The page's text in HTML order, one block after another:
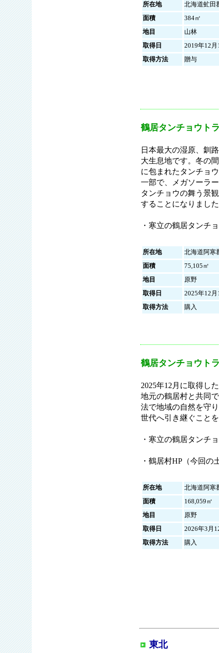
所在地
北海道虻田
面積
384㎡
地目
山林
取得日
2019年12月
取得方法
贈与
鶴居タンチョウト
日本最大の湿原、釧
大生息地です。冬の
に包まれたタンチョ
一部で、メガソーラ
タンチョウの舞う景
することになりまし
・ 寒立の鶴居タンチ
所在地
北海道阿寒
面積
75,105㎡
地目
原野
取得日
2025年12月
取得方法
購入
鶴居タンチョウト
2025年12月に取得し
地元の鶴居村と共同
法で地域の自然を守
世代へ引き継ぐこと
・寒立の鶴居タンチ
・鶴居村HP（今回の
所在地
北海道阿寒
面積
168,059㎡
地目
原野
取得日
2026年3月
取得方法
購入
東北